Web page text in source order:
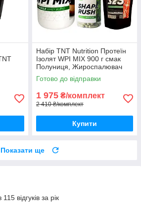
Набір TNT Nutrition Протеїн
Ізолят WPI MIX 900 г смак
Полуниця, Жироспалювач
Shape Rush, Риб'ячий Жир
Omega-3Корисний
Готово до відправки
1 975 ₴/комплект
2 410 ₴/комплект
Купити
Показати ще
відгуків за рік